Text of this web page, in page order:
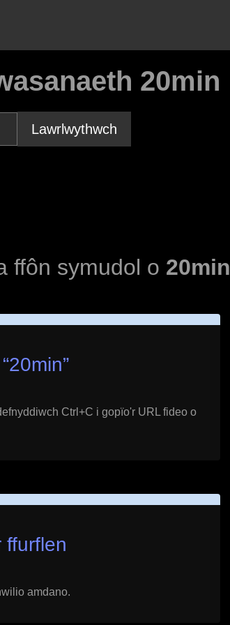
20min
Lawrlwythwch
ffôn symudol o 20min
20min”
Ctrl+C i gopïo'r URL fideo o
ffurflen
amdano.